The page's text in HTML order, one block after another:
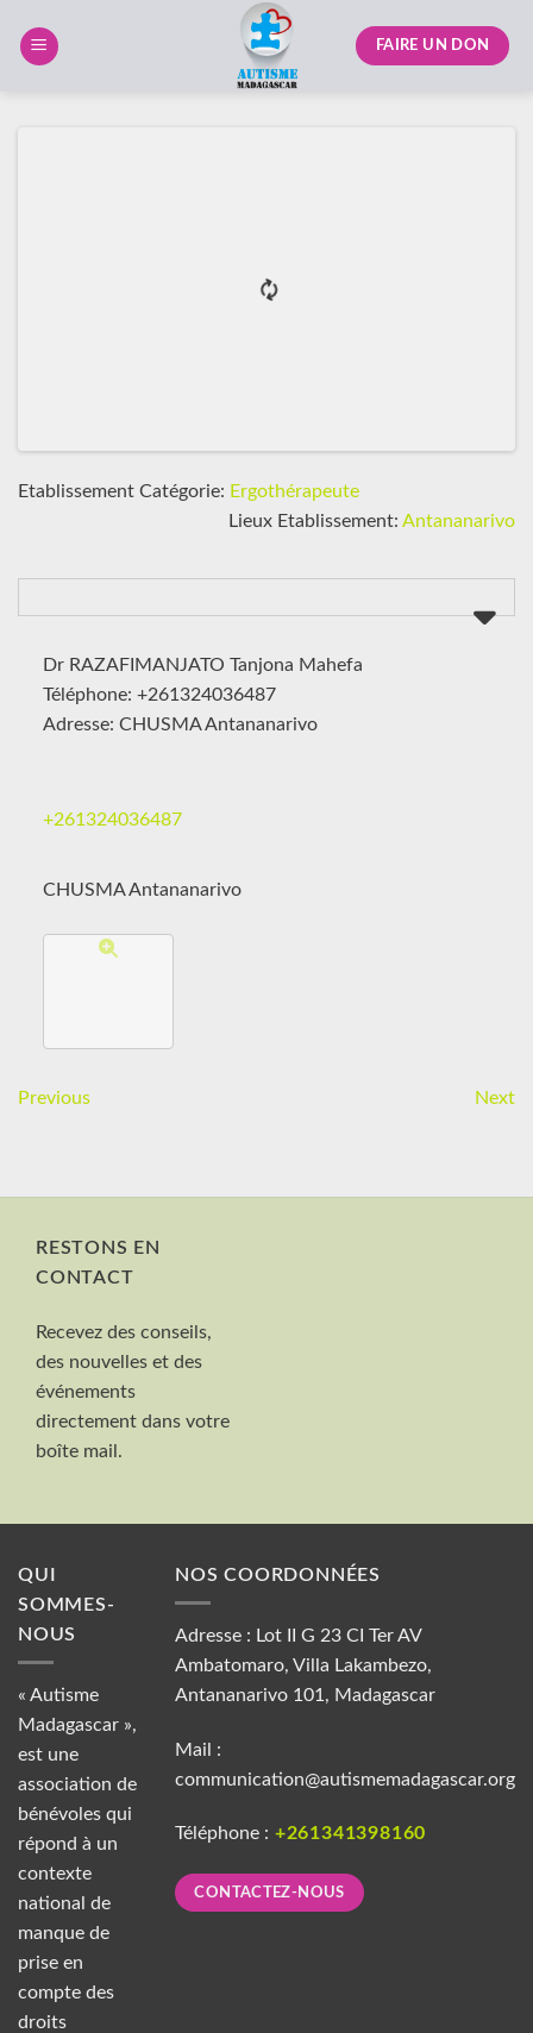
FAIRE UN DON
Etablissement Catégorie: Ergothérapeute
Lieux Etablissement: Antananarivo
Dr RAZAFIMANJATO Tanjona Mahefa
Téléphone: +261324036487
Adresse: CHUSMA Antananarivo
+261324036487
CHUSMA Antananarivo
Previous Next
RESTONS EN
CONTACT
Recevez des conseils,
des nouvelles et des
événements
directement dans votre
boîte mail.
QUI
SOMMES-
NOUS
« Autisme
Madagascar »,
est une
association de
bénévoles qui
répond à un
contexte
national de
manque de
prise en
compte des
droits
NOS COORDONNÉES
Adresse : Lot II G 23 CI Ter AV
Ambatomaro, Villa Lakambezo,
Antananarivo 101, Madagascar
Mail :
communication@autismemadagascar.org
Téléphone : +261341398160
CONTACTEZ-NOUS